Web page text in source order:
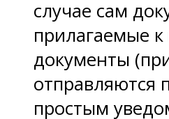
случае сам
прилагаемые
документы
отправляются
простым